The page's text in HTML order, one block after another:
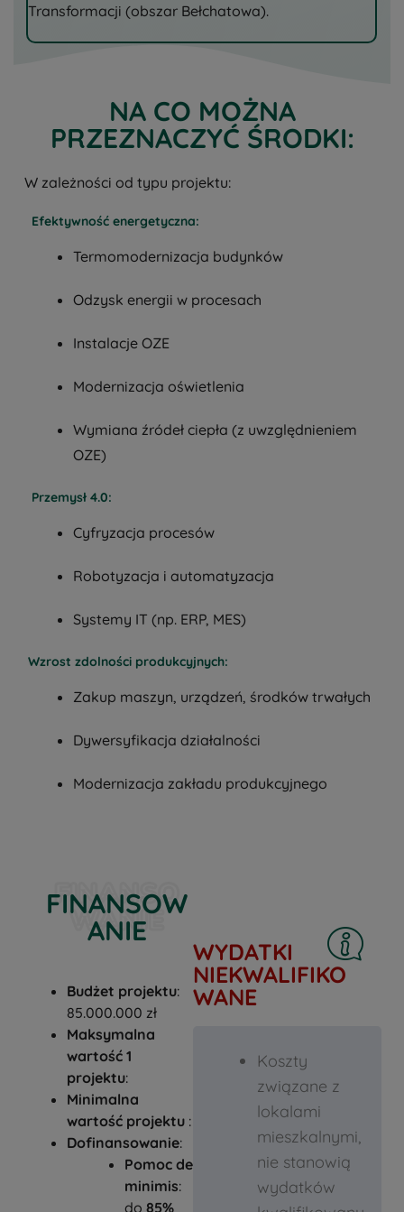
Transformacji (obszar Bełchatowa).
NA CO MOŻNA
PRZEZNACZYĆ ŚRODKI:
W zależności od typu projektu:
Efektywność energetyczna:
Termomodernizacja budynków
Odzysk energii w procesach
Instalacje OZE
Modernizacja oświetlenia
Wymiana źródeł ciepła (z uwzględnieniem
OZE)
Przemysł 4.0:
Cyfryzacja procesów
Robotyzacja i automatyzacja
Systemy IT (np. ERP, MES)
Wzrost zdolności produkcyjnych:
Zakup maszyn, urządzeń, środków trwałych
Dywersyfikacja działalności
Modernizacja zakładu produkcyjnego
FINANSO
WANIE
FINANSOW
ANIE
Budżet projektu:
85.000.000 zł
Maksymalna
wartość 1
projektu:
Minimalna
wartość projektu :
Dofinansowanie:
Pomoc de
minimis:
do 85%
WYDATKI
NIEKWALIFIKO
WANE
Koszty
związane z
lokalami
mieszkalnymi,
nie stanowią
wydatków